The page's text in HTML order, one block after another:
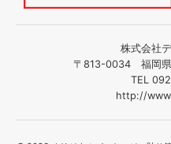
株式会社
〒813-0034 福岡県
TEL
http://